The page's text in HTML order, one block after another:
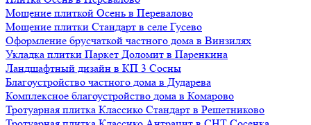
Мощение плиткой Осень в Перевалово
Мощение плитки Стандарт в селе Гусево
Оформление брусчаткой частного дома в Винзилях
Укладка плитки Паркет Доломит в Паренкина
Ландшафтный дизайн в КП 3 Сосны
Благоустройство частного дома в Дударева
Комплексное благоустройство дома в Комарово
Тротуарная плитка Классико Стандарт в Решетниково